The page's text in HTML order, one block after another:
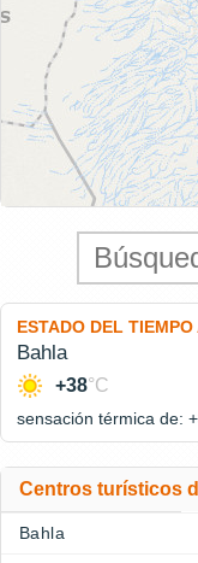
ESTADO DEL TIEMPO
Bahla
+38°C
sensación térmica de:
Centros turísticos
Bahla